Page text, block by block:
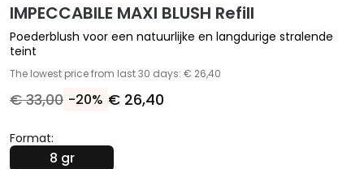
a
n
d
e
i
g
IMPECCABILE MAXI BLUSH Refill
Poederblush voor een natuurlijke en langdurige stralende
teint
The lowest price from last 30 days: € 26,40
€ 26,40
€ 33,00 -20%
Format:
8 gr